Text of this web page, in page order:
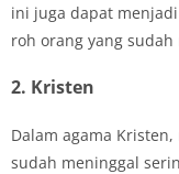
ini juga dapat
roh orang yang sudah
2. Kristen
Dalam agama
sudah meninggal